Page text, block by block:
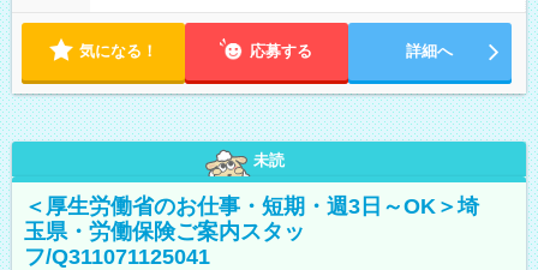
気になる！ 応募する 詳細へ
未読
＜厚生労働省のお仕事・短期・週3日～OK＞埼
玉県・労働保険ご案内スタッ
フ/Q311071125041